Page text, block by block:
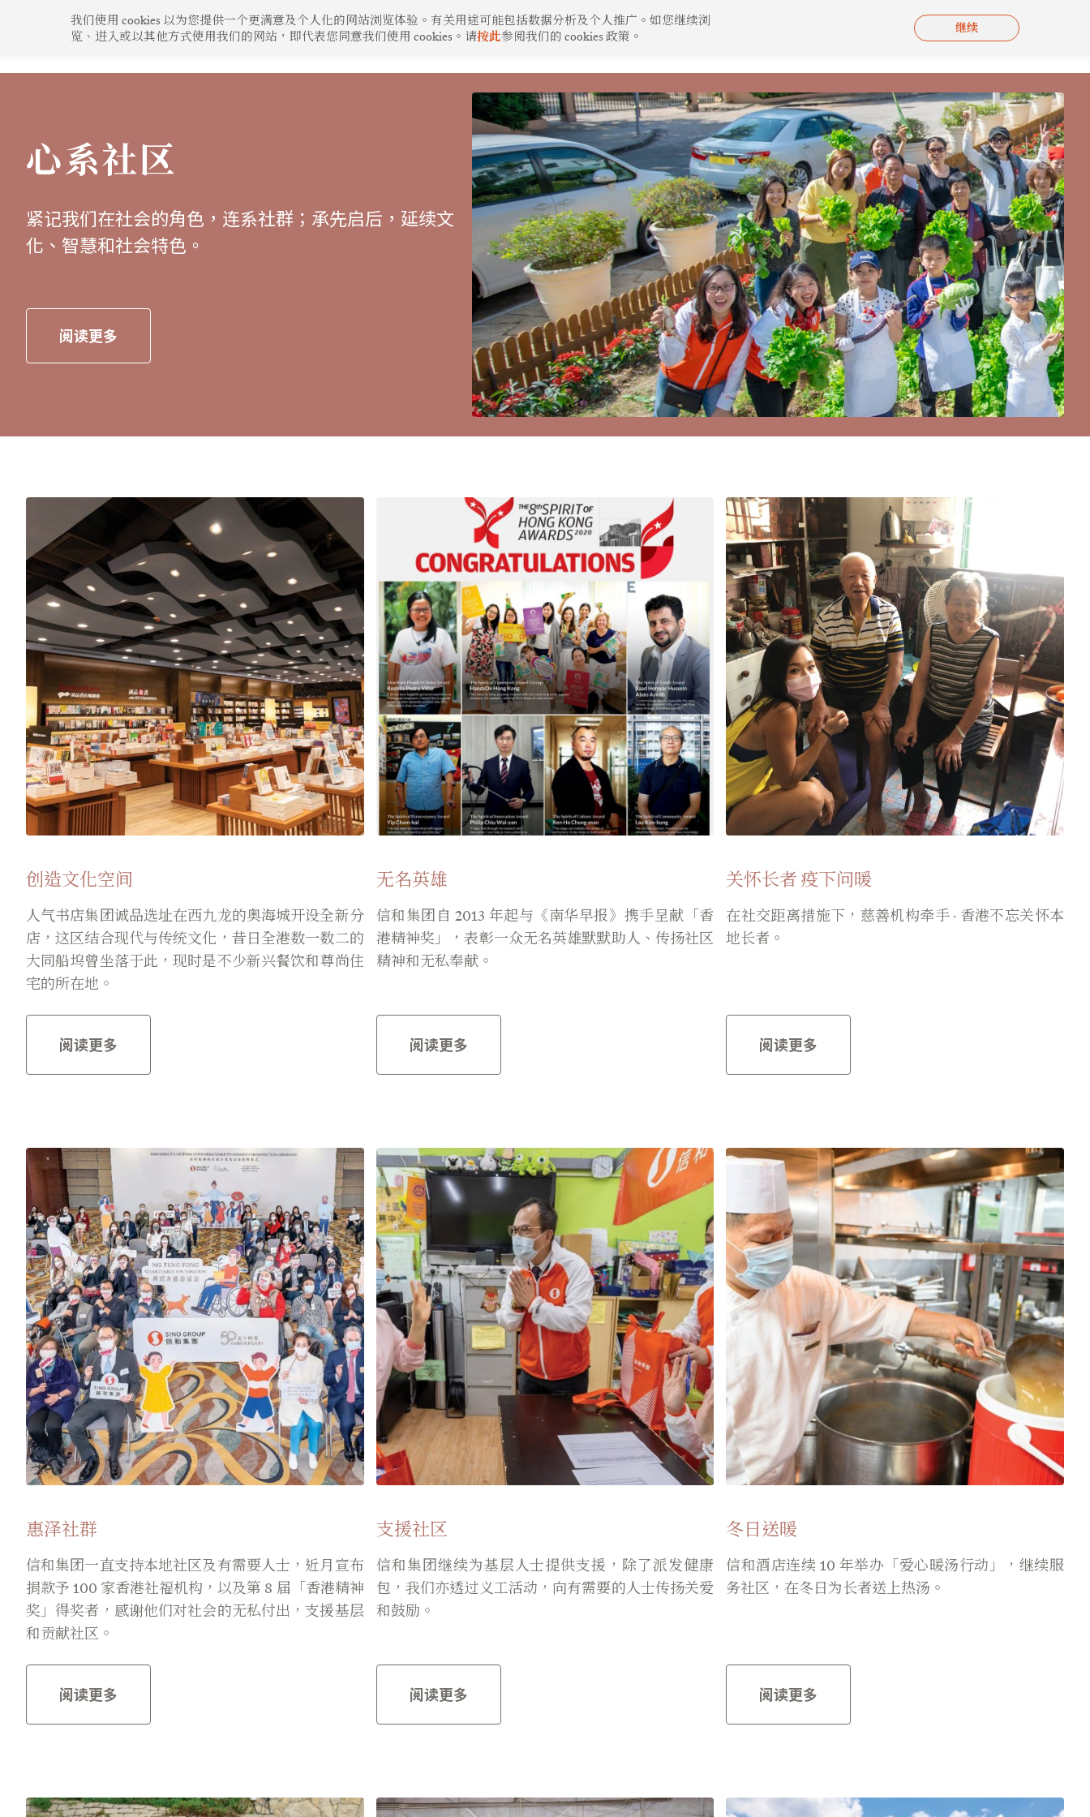
心系社区 绿色生活 创新构思 影片集 联络我们
心系社区
紧记我们在社会的角色，连系社群；承先启后，延续文
化、智慧和社会特色。
阅读更多
创造文化空间
人气书店集团诚品选址在西九龙的奥海城开设全新分
店，这区结合现代与传统文化，昔日全港数一数二的
大同船坞曾坐落于此，现时是不少新兴餐饮和尊尚住
宅的所在地。
阅读更多
无名英雄
信和集团自 2013 年起与《南华早报》携手呈献「香
港精神奖」，表彰一众无名英雄默默助人、传扬社区
精神和无私奉献。
阅读更多
关怀长者 疫下问暖
在社交距离措施下，慈善机构牵手 · 香港不忘关怀本
地长者。
阅读更多
惠泽社群
信和集团一直支持本地社区及有需要人士，近月宣布
捐款予 100 家香港社福机构，以及第 8 届「香港精神
奖」得奖者，感谢他们对社会的无私付出，支援基层
和贡献社区。
阅读更多
支援社区
信和集团继续为基层人士提供支援，除了派发健康
包，我们亦透过义工活动，向有需要的人士传扬关爱
和鼓励。
阅读更多
冬日送暖
信和酒店连续 10 年举办「爱心暖汤行动」，继续服
务社区，在冬日为长者送上热汤。
阅读更多
Page Page Page Page
我们使用 cookies 以为您提供一个更满意及个人化的网站浏览体验。有关用途可能包括数据分析及个人推广。如您继续浏
览、进入或以其他方式使用我们的网站，即代表您同意我们使用 cookies。请按此参阅我们的 cookies 政策。
继续